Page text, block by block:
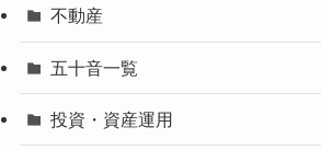
不動産
五十音一覧
投資・資産運用